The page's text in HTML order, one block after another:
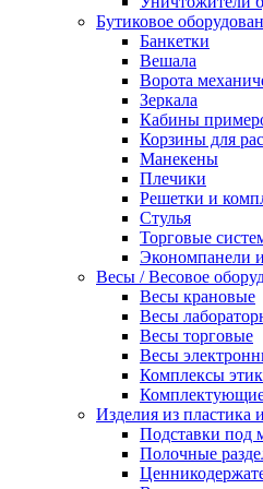
Бутиковое
Банкетки
Вешала
Ворота
Зеркала
Кабины
Корзины для
Манекены
Плечики
Решетки и
Стулья
Торговые
Экономпанели
Весы / Весовое
Весы крановые
Весы
Весы торговые
Весы
Комплексы
Изделия из пластика
Подставки под
Полочные